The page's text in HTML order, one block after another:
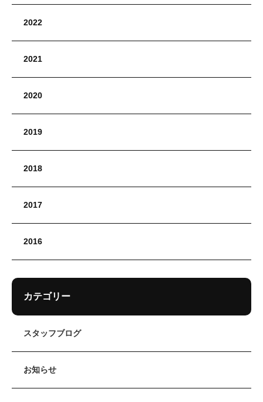
2022
2021
2020
2019
2018
2017
2016
カテゴリー
スタッフブログ
お知らせ